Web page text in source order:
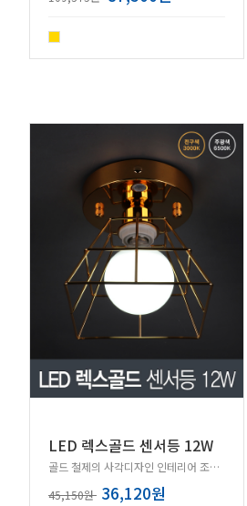
LED 렉스골드 센서등 12W
골드 철제의 사각디자인 인테리어 조명 센서등!
45,150원 36,120원